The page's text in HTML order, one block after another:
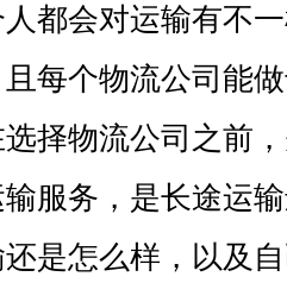
都会对运输有不
每个物流公司能
择物流公司之前
服务，是长途运
是怎么样，以及